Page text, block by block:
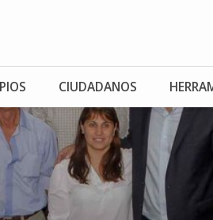
CIUDADANOS